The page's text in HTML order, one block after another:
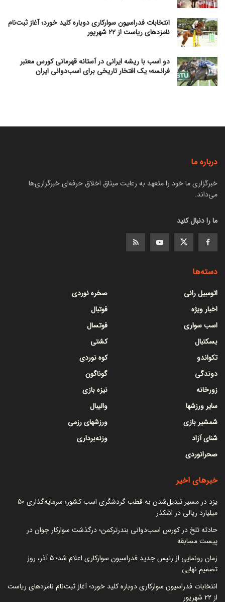
انتخابات فدراسیون سوارکاری دوباره کلید خورد؛ آغاز ثبت‌نام
نامزدهای ریاست از ۲۲ شهریور
دو اسب با ریشه ایرانی در آستانه قهرمانی کورس معتبر
فرانسه؛ یک افتخار تاریخی برای اسب‌دوانی ایران
درباره ما
خبرگزاری ما خود را متعهد به رعایت میثاق اخلاق حرفه‌ای خبرگزاری‌ها
می‌داند.
ما را دنبال کنید
دسته‌ها
اتومبیل رانی
اخبار ویژه
اسب سواری
بسکتبال
تکواندو
دوندگی
زورخانه
سایر ورزشها
شمشیر بازی
شنای آزاد
صحرانوردی
صخره نوردی
فوتبال
فوتسال
کشتی
کوه نوردی
گوناگون
نیزه بازی
والیبال
ورزشهای رزمی
وزنه‌برداری
خبرهای اخیر
یزد در مسیر تبدیل‌شدن به قطب گردشگری اسب کشور؛ سرمایه‌گذاری ۵۰
میلیارد ریالی در اشکذر
حادثه تلخ در کورس اسب‌دوانی بندرترکمن؛ درگذشت سوارکار جوان در
پیست مسابقه
زمان رونمایی از رئیس جدید فدراسیون سوارکاری اعلام شد؛ ۵ آذر، روز
تصمیم نهایی
انتخابات فدراسیون سوارکاری دوباره کلید خورد؛ آغاز ثبت‌نام نامزدهای ریاست
از ۲۲ شهریور